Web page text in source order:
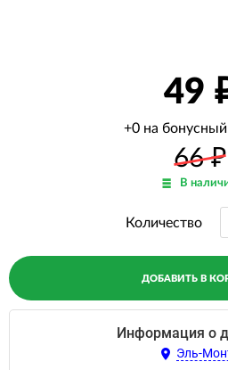
49
+0 на бонусный
66₽
В
Количество
ДОБАВИТЬ В
Информация о
Эль-